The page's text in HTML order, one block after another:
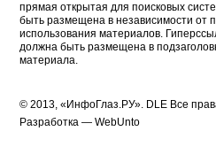
прямая открытая для поисковых
быть размещена в независимости от
использования материалов.
должна быть размещена в
материала.
© 2013, «ИнфоГлаз.РУ». DLE Все
Разработка —WebUnto